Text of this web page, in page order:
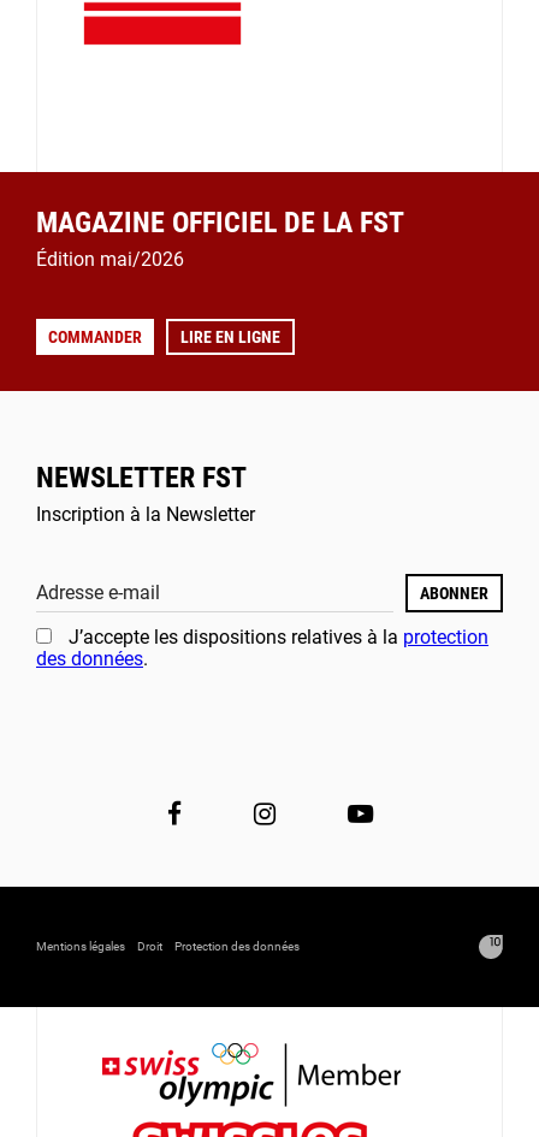
MAGAZINE OFFICIEL DE LA FST
Édition mai/2026
COMMANDER LIRE EN LIGNE
NEWSLETTER FST
Inscription à la Newsletter
Adresse e-mail ABONNER
J’accepte les dispositions relatives à la protection
des données.
Mentions légales Droit Protection des données